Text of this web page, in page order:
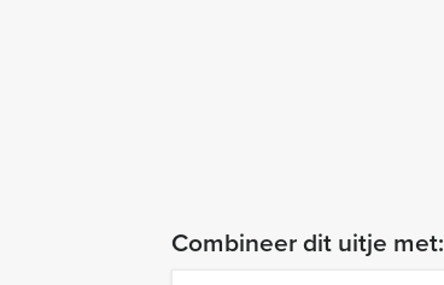
Combineer dit uitje met: